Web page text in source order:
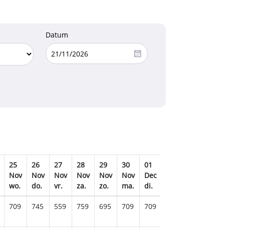
Datum
25
Nov
wo.
26
Nov
do.
27
Nov
vr.
28
Nov
za.
29
Nov
zo.
30
Nov
ma.
01
Dec
di.
709 745 559 759 695 709 709